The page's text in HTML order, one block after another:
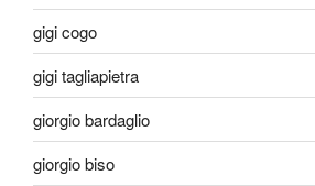
gigi cogo
gigi tagliapietra
giorgio bardaglio
giorgio biso